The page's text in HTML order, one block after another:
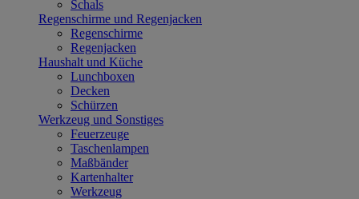
Schals
Regenschirme und Regenjacken
Regenschirme
Regenjacken
Haushalt und Küche
Lunchboxen
Decken
Schürzen
Werkzeug und Sonstiges
Feuerzeuge
Taschenlampen
Maßbänder
Kartenhalter
Werkzeug